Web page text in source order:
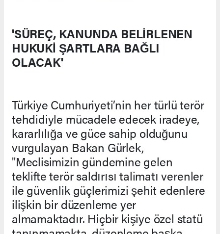
'SÜREÇ, KANUNDA BELİRLENEN
HUKUKİ ŞARTLARA BAĞLI
OLACAK'
Türkiye Cumhuriyeti’nin her türlü terör
tehdidiyle mücadele edecek iradeye,
kararlılığa ve güce sahip olduğunu
vurgulayan Bakan Gürlek,
"Meclisimizin gündemine gelen
teklifte terör saldırısı talimatı verenler
ile güvenlik güçlerimizi şehit edenlere
ilişkin bir düzenleme yer
almamaktadır. Hiçbir kişiye özel statü